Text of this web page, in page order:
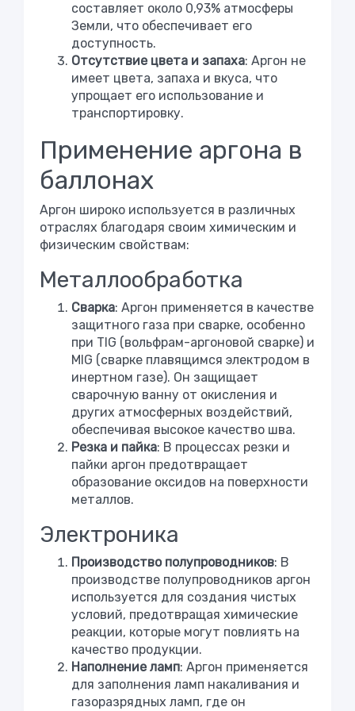
составляет около 0,93% атмосферы
Земли, что обеспечивает его
доступность.
Отсутствие цвета и запаха: Аргон не
имеет цвета, запаха и вкуса, что
упрощает его использование и
транспортировку.
Применение аргона в
баллонах
Аргон широко используется в различных
отраслях благодаря своим химическим и
физическим свойствам:
Металлообработка
Сварка: Аргон применяется в качестве
защитного газа при сварке, особенно
при TIG (вольфрам-аргоновой сварке) и
MIG (сварке плавящимся электродом в
инертном газе). Он защищает
сварочную ванну от окисления и
других атмосферных воздействий,
обеспечивая высокое качество шва.
Резка и пайка: В процессах резки и
пайки аргон предотвращает
образование оксидов на поверхности
металлов.
Электроника
Производство полупроводников: В
производстве полупроводников аргон
используется для создания чистых
условий, предотвращая химические
реакции, которые могут повлиять на
качество продукции.
Наполнение ламп: Аргон применяется
для заполнения ламп накаливания и
газоразрядных ламп, где он